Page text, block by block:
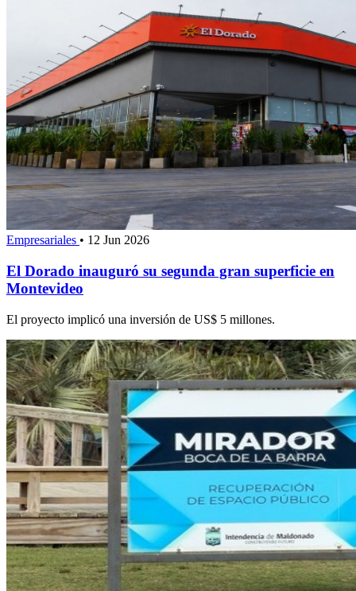
Empresariales • 12 Jun 2026
El Dorado inauguró su segunda gran superficie en
Montevideo
El proyecto implicó una inversión de US$ 5 millones.